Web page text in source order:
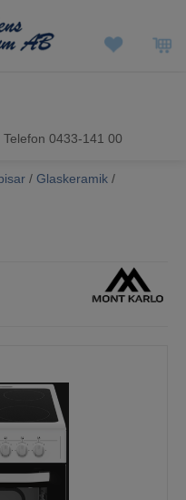
0433-141 00
/ Glaskeramik /